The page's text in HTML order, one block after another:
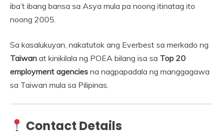
iba’t ibang bansa sa Asya mula pa noong itinatag ito
noong 2005.
Sa kasalukuyan, nakatutok ang Everbest sa merkado ng
Taiwan at kinikilala ng POEA bilang isa sa Top 20
employment agencies na nagpapadala ng manggagawa
sa Taiwan mula sa Pilipinas.
Contact Details